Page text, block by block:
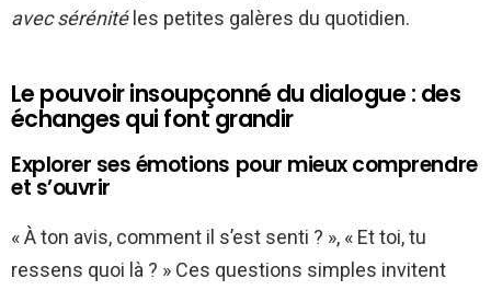
avec sérénitéles petites galères du quotidien.
Le pouvoir insoupçonné du dialogue : des
échanges qui font grandir
Explorer ses émotions pour mieux comprendre
et s’ouvrir
« À ton avis, comment il s’est senti ? », « Et toi, tu
ressens quoi là ? » Ces questions simples invitent